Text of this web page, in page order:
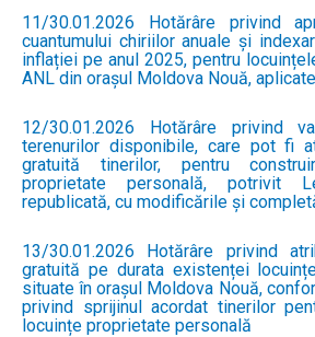
11/30.01.2026 Hotărâre privind
cuantumului chiriilor anuale și
inflației pe anul 2025, pentru
ANL din orașul Moldova Nouă,
12/30.01.2026 Hotărâre privind
terenurilor disponibile, care pot fi
gratuită tinerilor, pentru
proprietate personală, potrivit
republicată, cu modificările și
13/30.01.2026 Hotărâre privind
gratuită pe durata existenței
situate în orașul Moldova Nouă,
privind sprijinul acordat tinerilor
locuințe proprietate personală